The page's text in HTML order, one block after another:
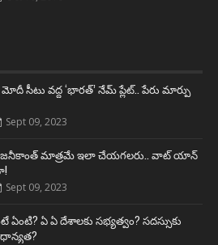
మోదీ సీటు వద్ద ‘భారత్’ నేమ్ ప్లేట్‌.. పేరు మార్పు
Sept 09, 2023
రజనీకాంత్ మాత్రమే ఇలా చేయగలరు.. వాట్ యాన్
Sept 09, 2023
ఏంటి? ఏ ఏ దేశాలకు సభ్యత్వం? సదస్సుకు